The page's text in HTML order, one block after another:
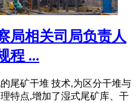
局相关司局负责人
程 ...
尾矿干堆 技术,为区分干堆与
特点,增加了湿式尾矿库、干